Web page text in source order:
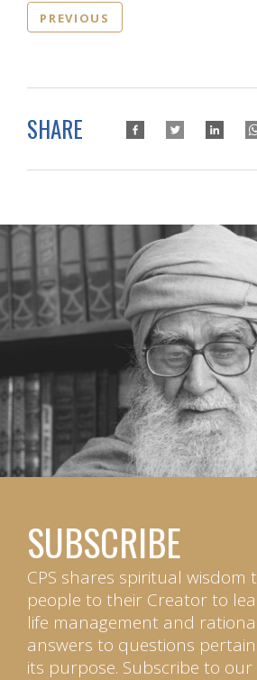
PREVIOUS
SHARE
SUBSCRIBE
CPS shares spiritual wisdom
people to their Creator to
life management and
answers to questions
its purpose. Subscribe to